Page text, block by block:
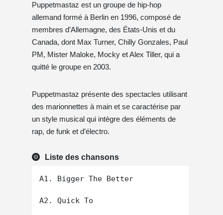
Puppetmastaz est un groupe de hip-hop
allemand formé à Berlin en 1996, composé de
membres d’Allemagne, des États-Unis et du
Canada, dont Max Turner, Chilly Gonzales, Paul
PM, Mister Maloke, Mocky et Alex Tiller, qui a
quitté le groupe en 2003.
Puppetmastaz présente des spectacles utilisant
des marionnettes à main et se caractérise par
un style musical qui intègre des éléments de
rap, de funk et d’électro.
Liste des chansons
A1. Bigger The Better
A2. Quick To